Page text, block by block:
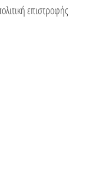
είδος του μετάλλου και την πέτρα
επιστροφής